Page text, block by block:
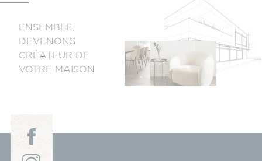
ENSEMBLE,
DEVENONS
CRÉATEUR DE
VOTRE MAISON